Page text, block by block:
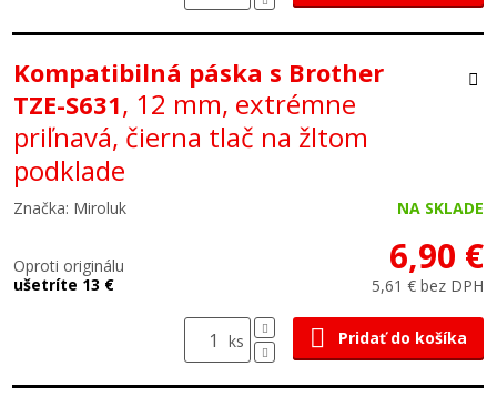
Kompatibilná páska s Brother
TZE-S631, 12 mm, extrémne
priľnavá, čierna tlač na žltom
podklade
Značka: Miroluk NA SKLADE
Oproti originálu
ušetríte 13 €
6,90 €
5,61 € bez DPH
ks Pridať do košíka